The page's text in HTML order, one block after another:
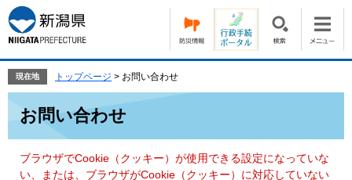
ー
ジ
の
頭
す。
ニ
ュ
ー
飛
て
現在地 トップページ > お問い合わせ
お問い合わせ
ブラウザでCookie（クッキー）が使用できる設定になっていな
い、または、ブラウザがCookie（クッキー）に対応していない